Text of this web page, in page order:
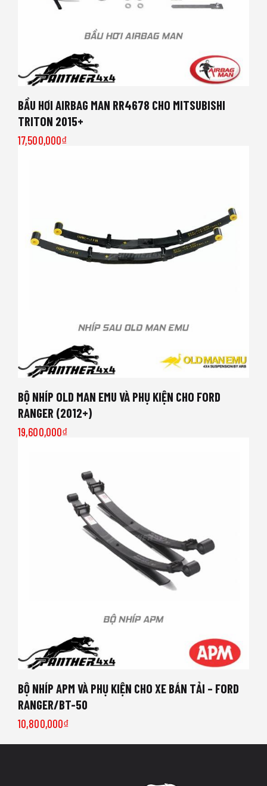
BẦU HƠI AIRBAG MAN RR4678 CHO MITSUBISHI
TRITON 2015+
17,500,000₫
BỘ NHÍP OLD MAN EMU VÀ PHỤ KIỆN CHO FORD
RANGER (2012+)
19,600,000₫
BỘ NHÍP APM VÀ PHỤ KIỆN CHO XE BÁN TẢI – FORD
RANGER/BT-50
10,800,000₫